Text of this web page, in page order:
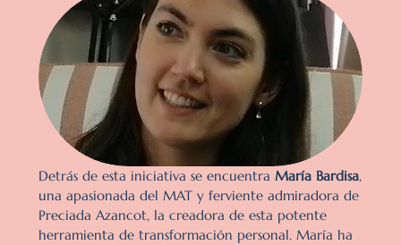
Detrás de esta iniciativa se encuentra María Bardisa,
una apasionada del MAT y ferviente admiradora de
Preciada Azancot, la creadora de esta potente
herramienta de transformación personal. María ha